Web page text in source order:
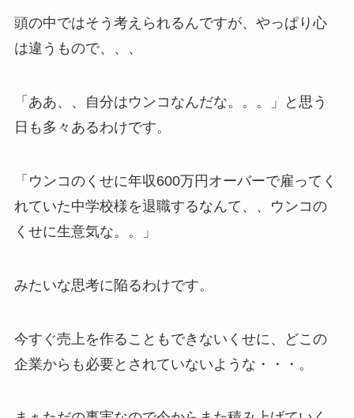
頭の中ではそう考えられるんですが、やっぱり心
は違うもので、、、
「ああ、、自分はウンコなんだな。。。」と思う
日も多々あるわけです。
「ウンコのくせに年収600万円オーバーで雇ってく
れていた中学校様を退職するなんて、、ウンコの
くせに生意気な。。」
みたいな思考に陥るわけです。
今すぐ売上を作ることもできないくせに、どこの
企業からも必要とされていないような・・・。